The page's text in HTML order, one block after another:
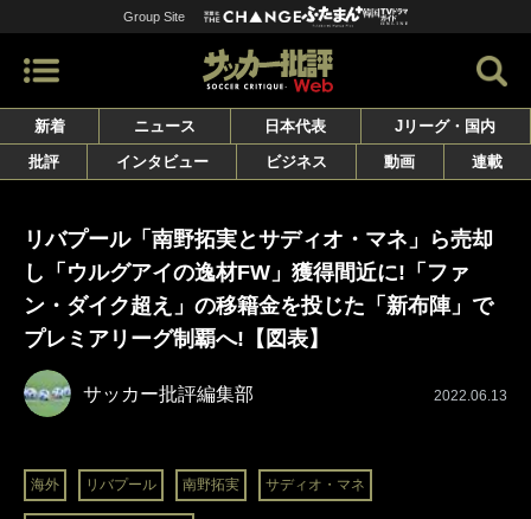
Group Site
新着 ニュース 日本代表
Jリーグ・国内
批評
インタビュー ビジネス 動画 連載
リバプール「南野拓実とサディオ・マネ」ら売却
し「ウルグアイの逸材FW」獲得間近に!「ファ
ン・ダイク超え」の移籍金を投じた「新布陣」で
プレミアリーグ制覇へ!【図表】
サッカー批評編集部 2022.06.13
海外 リバプール 南野拓実 サディオ・マネ